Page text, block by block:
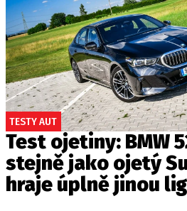
TESTY AUT
Test ojetiny: BMW
stejně jako ojetý
hraje úplně jinou